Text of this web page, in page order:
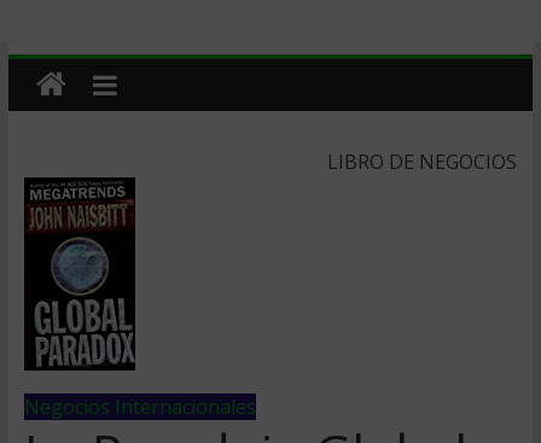
LIBRO DE NEGOCIOS
Negocios Internacionales